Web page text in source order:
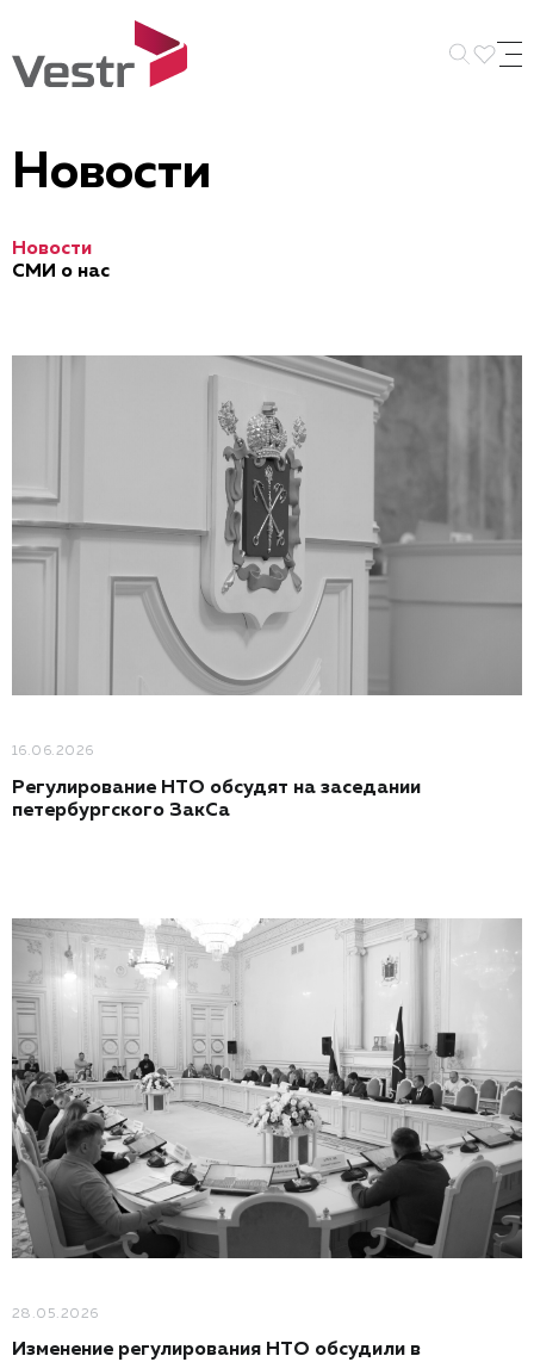
Искать
Новости
Новости
СМИ о нас
16.06.2026
Регулирование НТО обсудят на заседании
петербургского ЗакСа
28.05.2026
Изменение регулирования НТО обсудили в